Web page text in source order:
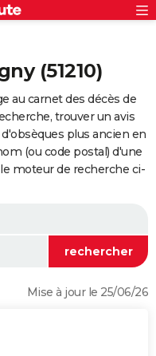
(51210)
au carnet des décès de
trouver un avis
plus ancien en
(ou code postal) d'une
moteur de recherche ci-
Mise à jour le 25/06/26